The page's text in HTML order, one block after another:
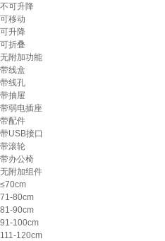
不可升降
可移动
可升降
可折叠
无附加功能
带线盒
带线孔
带抽屉
带弱电插座
带配件
带USB接口
带滚轮
带办公椅
无附加组件
≤70cm
71-80cm
81-90cm
91-100cm
111-120cm